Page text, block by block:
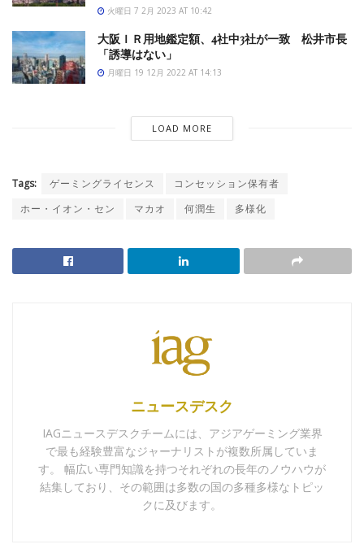
火曜日 7 2月 2023 AT 10:42
大阪ＩＲ用地鑑定額、4社中3社が一致 松井市長
「誘導はない」
月曜日 19 12月 2022 AT 14:13
LOAD MORE
Tags: ゲーミングライセンス
コンセッション保有者
ホー・イオン・セン
マカオ 何潤生 多様化
ニュースデスク
IAGニュースデスクチームには、アジアゲーミング業界
で最も経験豊富なジャーナリストが複数所属していま
す。 幅広い専門知識を持つそれぞれの長年のノウハウが
結集しており、その範囲は多数の国の多種多様なトピッ
クに及びます。